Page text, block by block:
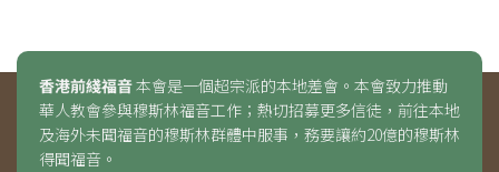
香港前綫福音本會是一個超宗派的本地差會。本會致力推動
華人教會參與穆斯林福音工作；熱切招募更多信徒，前往本地
及海外未聞福音的穆斯林群體中服事，務要讓約20億的穆斯林
得聞福音。